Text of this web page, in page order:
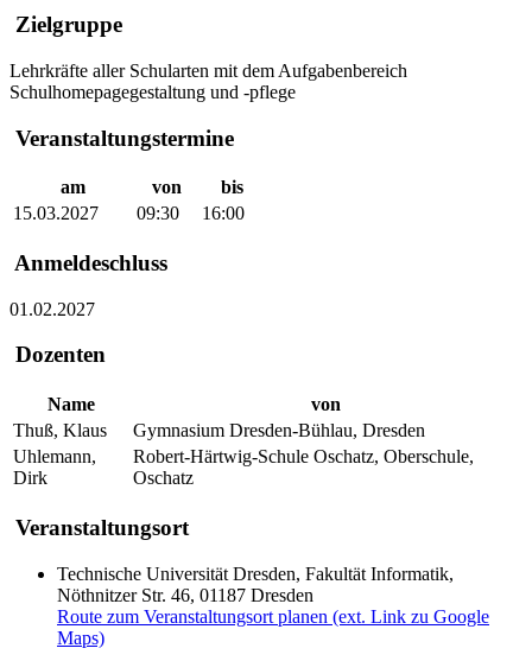
Zielgruppe
Lehrkräfte aller Schularten mit dem Aufgabenbereich
Schulhomepagegestaltung und -pflege
Veranstaltungstermine
am von
bis
15.03.2027
09:30 16:00
Anmeldeschluss
01.02.2027
Dozenten
Name
von
Thuß, Klaus
Gymnasium Dresden-Bühlau, Dresden
Uhlemann,
Dirk
Robert-Härtwig-Schule Oschatz, Oberschule,
Oschatz
Veranstaltungsort
Technische Universität Dresden, Fakultät Informatik,
Nöthnitzer Str. 46, 01187 Dresden
Route zum Veranstaltungsort planen (ext. Link zu Google
Maps)